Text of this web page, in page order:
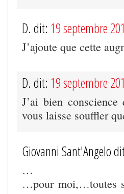
D. dit: 19 septembre
J’ajoute que cette
D. dit: 19 septembre
J’ai bien
vous laisse souffler
Giovanni Sant'Angelo
…
…pour moi,…toutes